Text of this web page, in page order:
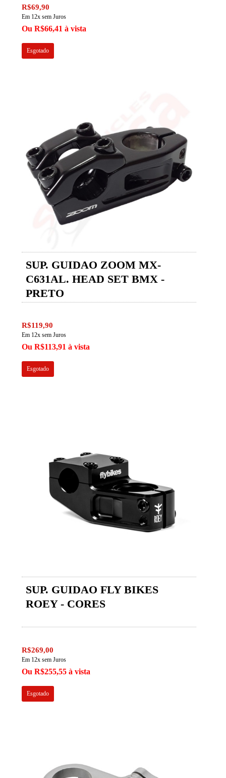
R$69,90
Em 12x sem Juros
Ou R$66,41 à vista
Esgotado
SUP. GUIDAO ZOOM MX-
C631AL. HEAD SET BMX -
PRETO
R$119,90
Em 12x sem Juros
Ou R$113,91 à vista
Esgotado
SUP. GUIDAO FLY BIKES
ROEY - CORES
R$269,00
Em 12x sem Juros
Ou R$255,55 à vista
Esgotado